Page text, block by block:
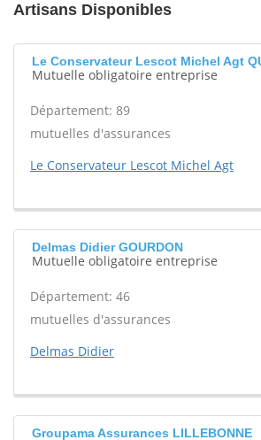
Artisans Disponibles
Le Conservateur Lescot Michel Agt
Mutuelle obligatoire entreprise
Département: 89
mutuelles d'assurances
Le Conservateur Lescot Michel Agt
Delmas Didier GOURDON
Mutuelle obligatoire entreprise
Département: 46
mutuelles d'assurances
Delmas Didier
Groupama Assurances LILLEBONNE